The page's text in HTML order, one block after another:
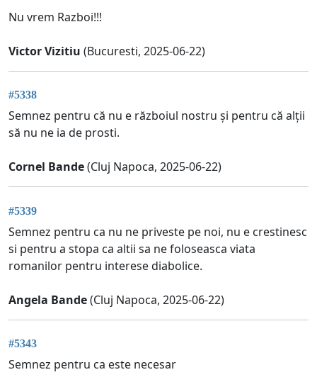
Nu vrem Razboi!!!
Victor Vizitiu (Bucuresti, 2025-06-22)
#5338
Semnez pentru că nu e războiul nostru și pentru că alții
să nu ne ia de prosti.
Cornel Bande(Cluj Napoca, 2025-06-22)
#5339
Semnez pentru ca nu ne priveste pe noi, nu e crestinesc
si pentru a stopa ca altii sa ne foloseasca viata
romanilor pentru interese diabolice.
Angela Bande(Cluj Napoca, 2025-06-22)
#5343
Semnez pentru ca este necesar